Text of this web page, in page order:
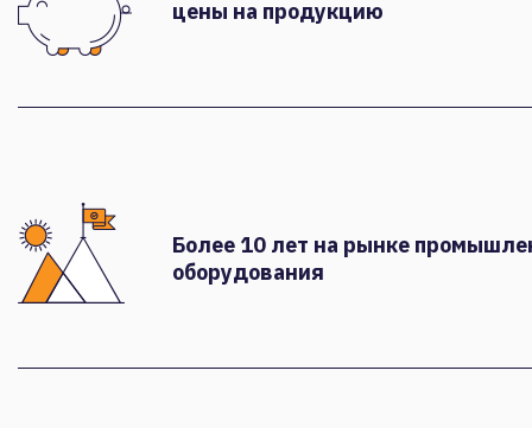
цены на продукцию
Более 10 лет на рынке
оборудования